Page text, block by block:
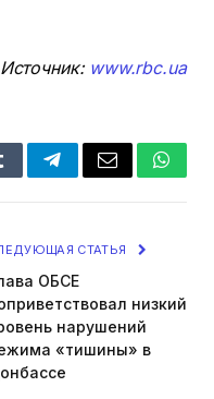
Источник: www.rbc.ua
TelegramEmail
СТАТЬЯ
ОБСЕ
низкий
нарушений
«тишины» в